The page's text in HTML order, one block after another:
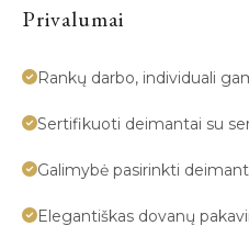
Privalumai
Rankų darbo, individuali
Sertifikuoti deimantai su
Galimybė pasirinkti
Elegantiškas dovanų